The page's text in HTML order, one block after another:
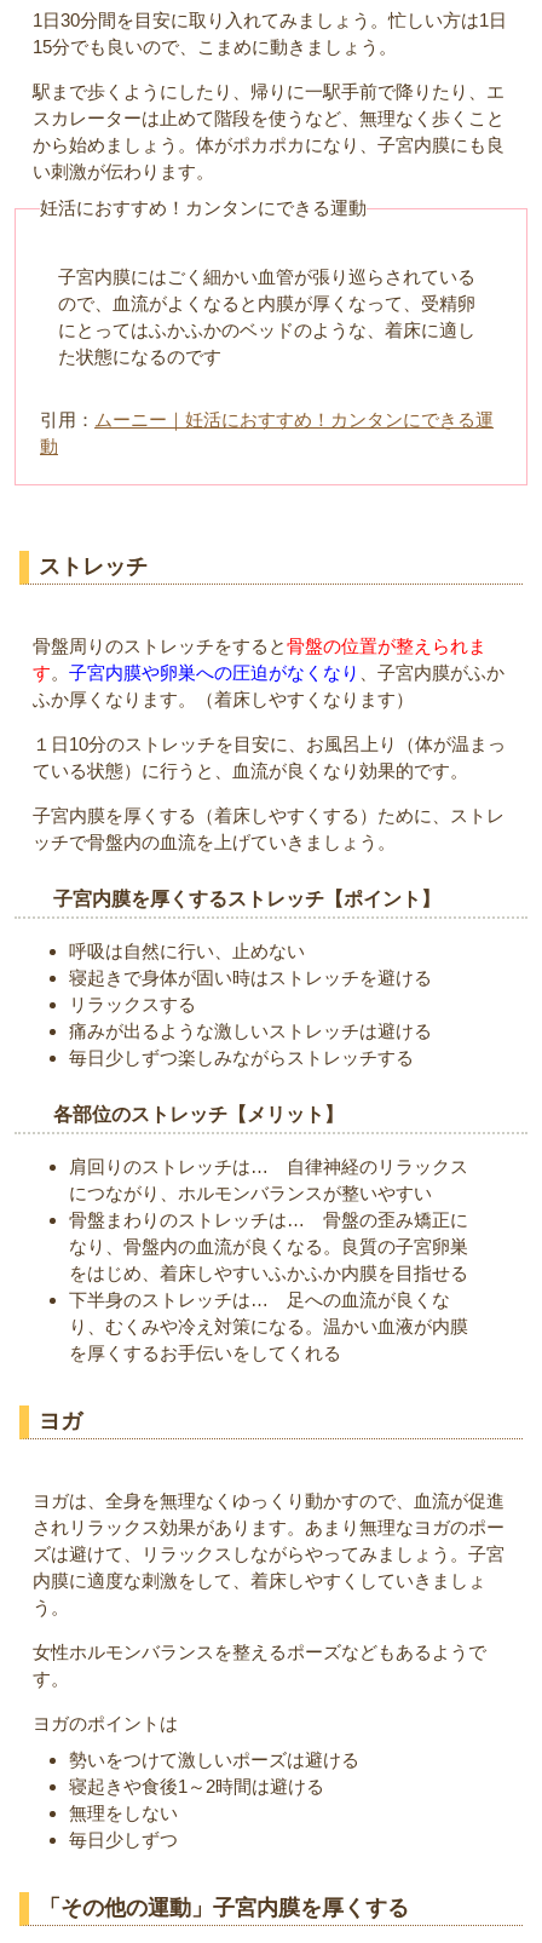
1日30分間を目安に取り入れてみましょう。忙しい方は1日
15分でも良いので、こまめに動きましょう。
駅まで歩くようにしたり、帰りに一駅手前で降りたり、エ
スカレーターは止めて階段を使うなど、無理なく歩くこと
から始めましょう。体がポカポカになり、子宮内膜にも良
い刺激が伝わります。
妊活におすすめ！カンタンにできる運動
子宮内膜にはごく細かい血管が張り巡らされている
ので、血流がよくなると内膜が厚くなって、受精卵
にとってはふかふかのベッドのような、着床に適し
た状態になるのです
引用： ムーニー｜妊活におすすめ！カンタンにできる運
動
ストレッチ
骨盤周りのストレッチをすると骨盤の位置が整えられま
す。 子宮内膜や卵巣への圧迫がなくなり
、子宮内膜がふか
ふか厚くなります。（着床しやすくなります）
１日10分のストレッチを目安に、お風呂上り（体が温まっ
ている状態）に行うと、血流が良くなり効果的です。
子宮内膜を厚くする（着床しやすくする）ために、ストレ
ッチで骨盤内の血流を上げていきましょう。
子宮内膜を厚くするストレッチ【ポイント】
呼吸は自然に行い、止めない
寝起きで身体が固い時はストレッチを避ける
リラックスする
痛みが出るような激しいストレッチは避ける
毎日少しずつ楽しみながらストレッチする
各部位のストレッチ【メリット】
肩回りのストレッチは… 自律神経のリラックス
につながり、ホルモンバランスが整いやすい
骨盤まわりのストレッチは… 骨盤の歪み矯正に
なり、骨盤内の血流が良くなる。良質の子宮卵巣
をはじめ、着床しやすいふかふか内膜を目指せる
下半身のストレッチは… 足への血流が良くな
り、むくみや冷え対策になる。温かい血液が内膜
を厚くするお手伝いをしてくれる
ヨガ
ヨガは、全身を無理なくゆっくり動かすので、血流が促進
されリラックス効果があります。あまり無理なヨガのポー
ズは避けて、リラックスしながらやってみましょう。子宮
内膜に適度な刺激をして、着床しやすくしていきましょ
う。
女性ホルモンバランスを整えるポーズなどもあるようで
す。
ヨガのポイントは
勢いをつけて激しいポーズは避ける
寝起きや食後1～2時間は避ける
無理をしない
毎日少しずつ
「その他の運動」子宮内膜を厚くする